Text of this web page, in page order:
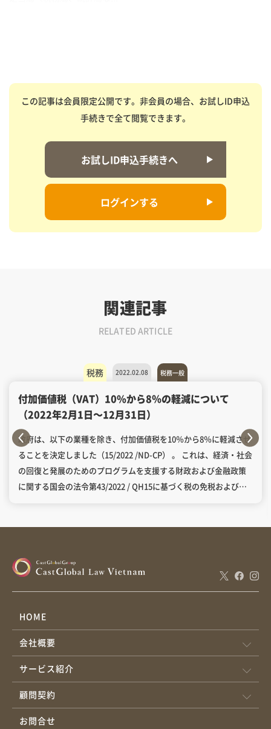
この記事は会員限定公開です。非会員の場合、お試しID申込
手続きで全て閲覧できます。
お試しID申込手続きへ
ログインする
関連記事
RELATED ARTICLE
税務 2022.02.08 税務一般
付加価値税（VAT）10%から8％の軽減について
（2022年2月1日〜12月31日）
政府は、以下の業種を除き、付加価値税を10％から8％に軽減させ
ることを決定しました（15/2022 /ND-CP） 。 これは、経済・社会
の回復と発展のためのプログラムを支援する財政および金融政策
に関する国会の法令第43/2022 / QH15に基づく税の免税および減
載されています。 対象外となっている業種は、通常通り10％の
VAT課税となります。 電気通信、情報技術 金融（銀行、証券、保
く）、コークスの生産、石油精製、化学物質や化学製品の生産 特
別消費税の対象となる商品およびサービス 自社事業が対象外に該
当するかどうか、御確認ください。 ＊政令の原文・別表はこちら
（ベトナム語のみ） https://thuvienphapluat.vn/van-
ban/Thuong-mai/Nghi-dinh-15-2022-ND-CP-mien-giam-thue-
theo-Nghi-quyet-43-2022-QH15-chinh-sach-tai-khoa-
501143.aspx
HOME
会社概要
サービス紹介
顧問契約
お問合せ